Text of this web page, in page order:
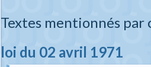
Textes mentionnés par
loi du 02 avril 1971